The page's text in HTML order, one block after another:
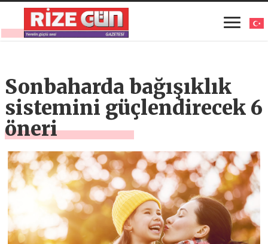
Sonbaharda bağışıklık
sistemini güçlendirecek 6
öneri